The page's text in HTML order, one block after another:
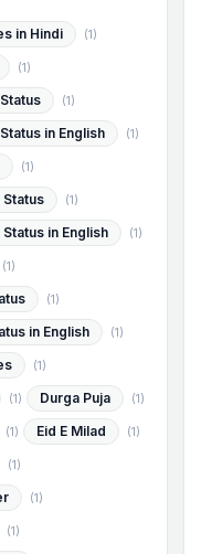
in Hindi (1)
(1)
(1)
in English (1)
(1)
(1)
in English (1)
(1)
(1)
in English (1)
(1)
(1) Durga Puja (1)
(1) Eid E Milad (1)
(1)
(1)
(1)